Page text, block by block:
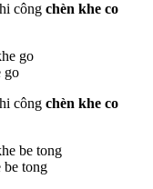
công chèn khe co
go
công chèn khe co
be tong